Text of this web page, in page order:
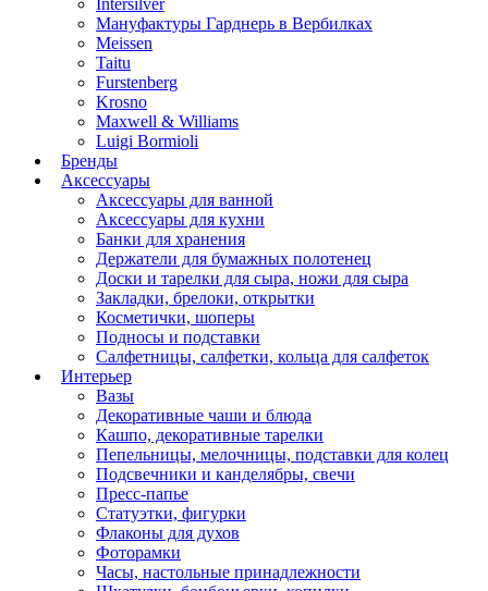
Intersilver
Мануфактуры Гарднерь в Вербилках
Meissen
Taitu
Furstenberg
Krosno
Maxwell & Williams
Luigi Bormioli
Бренды
Аксессуары
Аксессуары для ванной
Аксессуары для кухни
Банки для хранения
Держатели для бумажных полотенец
Доски и тарелки для сыра, ножи для сыра
Закладки, брелоки, открытки
Косметички, шоперы
Подносы и подставки
Салфетницы, салфетки, кольца для салфеток
Интерьер
Вазы
Декоративные чаши и блюда
Кашпо, декоративные тарелки
Пепельницы, мелочницы, подставки для колец
Подсвечники и канделябры, свечи
Пресс-папье
Статуэтки, фигурки
Флаконы для духов
Фоторамки
Часы, настольные принадлежности